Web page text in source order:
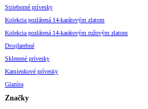
Strieborné prívesky
Kolekcia pozlátená 14-karátovým zlatom
Kolekcia pozlátená 14-karátovým ružovým zlatom
Dvojfarebné
Sklenené prívesky
Kamienkové prívesky
Glazúra
Značky